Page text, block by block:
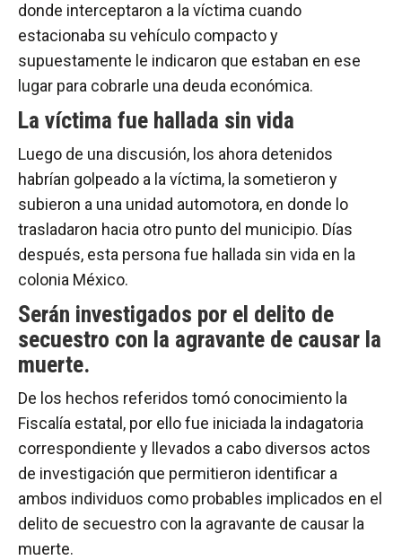
donde interceptaron a la víctima cuando
estacionaba su vehículo compacto y
supuestamente le indicaron que estaban en ese
lugar para cobrarle una deuda económica.
La víctima fue hallada sin vida
Luego de una discusión, los ahora detenidos
habrían golpeado a la víctima, la sometieron y
subieron a una unidad automotora, en donde lo
trasladaron hacia otro punto del municipio. Días
después, esta persona fue hallada sin vida en la
colonia México.
Serán investigados por el delito de
secuestro con la agravante de causar la
muerte.
De los hechos referidos tomó conocimiento la
Fiscalía estatal, por ello fue iniciada la indagatoria
correspondiente y llevados a cabo diversos actos
de investigación que permitieron identificar a
ambos individuos como probables implicados en el
delito de secuestro con la agravante de causar la
muerte.